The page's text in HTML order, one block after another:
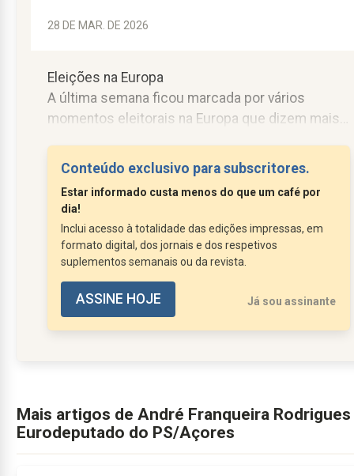
28 DE MAR. DE 2026
Eleições na Europa
A última semana ficou marcada por vários
momentos eleitorais na Europa que dizem mais
de incerteza económica, social e geopolítica,
estas eleições funcionaram como um teste ao
pulso democrático e às prioridades dos
cidadãos.
Em França, as eleições locais voltaram a mostrar
a importância das políticas de proximidade e da
resposta...
Conteúdo exclusivo para subscritores.
Estar informado custa menos do que um café por
dia!
Inclui acesso à totalidade das edições impressas, em
formato digital, dos jornais e dos respetivos
suplementos semanais ou da revista.
ASSINE HOJE Já sou assinante
Mais artigos de André Franqueira
Eurodeputado do PS/Açores